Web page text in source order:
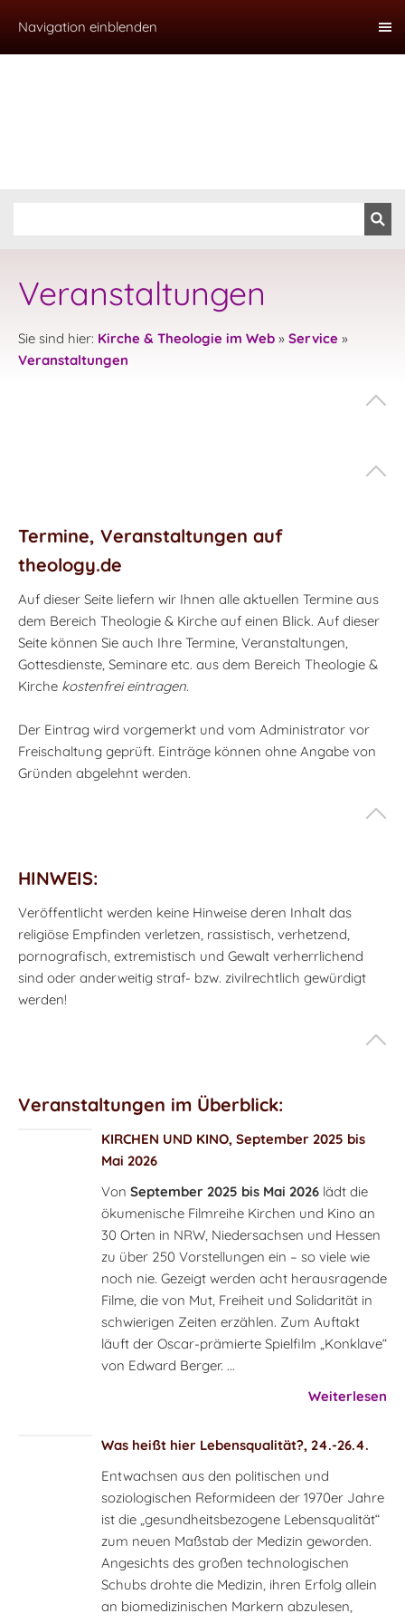
Navigation einblenden
Veranstaltungen
Sie sind hier: Kirche & Theologie im Web » Service »
Veranstaltungen
Termine, Veranstaltungen auf
theology.de
Auf dieser Seite liefern wir Ihnen alle aktuellen Termine aus
dem Bereich Theologie & Kirche auf einen Blick. Auf dieser
Seite können Sie auch Ihre Termine, Veranstaltungen,
Gottesdienste, Seminare etc. aus dem Bereich Theologie &
Kirche kostenfrei eintragen.
Der Eintrag wird vorgemerkt und vom Administrator vor
Freischaltung geprüft. Einträge können ohne Angabe von
Gründen abgelehnt werden.
HINWEIS:
Veröffentlicht werden keine Hinweise deren Inhalt das
religiöse Empfinden verletzen, rassistisch, verhetzend,
pornografisch, extremistisch und Gewalt verherrlichend
sind oder anderweitig straf- bzw. zivilrechtlich gewürdigt
werden!
Veranstaltungen im Überblick:
KIRCHEN UND KINO, September 2025 bis
Mai 2026
Von September 2025 bis Mai 2026 lädt die
ökumenische Filmreihe Kirchen und Kino an
30 Orten in NRW, Niedersachsen und Hessen
zu über 250 Vorstellungen ein – so viele wie
noch nie. Gezeigt werden acht herausragende
Filme, die von Mut, Freiheit und Solidarität in
schwierigen Zeiten erzählen. Zum Auftakt
läuft der Oscar-prämierte Spielfilm „Konklave“
von Edward Berger. ...
Weiterlesen
Was heißt hier Lebensqualität?, 24.-26.4.
Entwachsen aus den politischen und
soziologischen Reformideen der 1970er Jahre
ist die „gesundheitsbezogene Lebensqualität“
zum neuen Maßstab der Medizin geworden.
Angesichts des großen technologischen
Schubs drohte die Medizin, ihren Erfolg allein
an biomedizinischen Markern abzulesen,